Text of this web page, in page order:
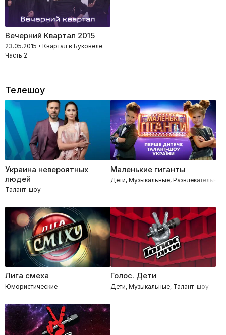
Вечерний Квартал 2015
23.05.2015 • Квартал в Буковеле.
Часть 2
Телешоу
Украина невероятных
людей
Талант-шоу
Маленькие гиганты
Дети, Музыкальные,
Лига смеха
Юмористические
Голос. Дети
Дети, Музыкальные, Талант-шоу